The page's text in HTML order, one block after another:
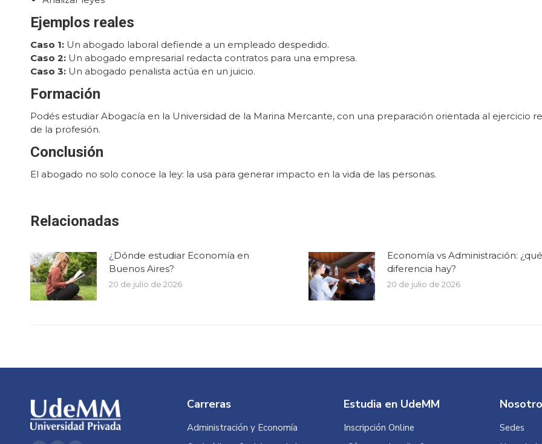
Ejemplos reales
Caso 1: Un abogado laboral defiende a un empleado despedido.
Caso 2: Un abogado empresarial redacta contratos para una empresa.
Caso 3: Un abogado penalista actúa en un juicio.
Formación
Podés estudiar Abogacía en la Universidad de la Marina Mercante, con una preparación orientada al ejercicio
de la profesión.
Conclusión
El abogado no solo conoce la ley: la usa para generar impacto en la vida de las personas.
Relacionadas
¿Dónde estudiar Economía en
Buenos Aires?
20 de julio de 2026
Economía vs Administración: ¿qué
diferencia hay?
20 de julio de 2026
Carreras
Administración y Economía
Estudia en UdeMM
Inscripción Online
Sedes